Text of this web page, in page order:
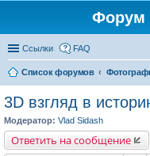
Форум
Ссылки FAQ
Список форумов
3D взгляд в
Модератор: Vlad Sidash
Ответить на сообщение